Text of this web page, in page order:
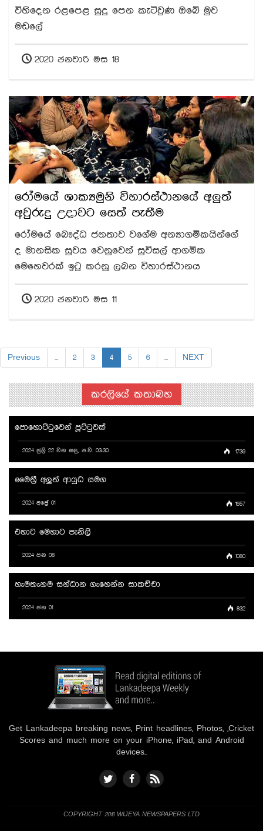
විහිදෙන රළපෙළ සුදු පෙන කැටිවුණ ඔබේ මුව
මඩලේ
2020 ජනවාරි මස 18
රෝමයේ ශාක්‍යමුනි විහාරස්ථානයේ අලුත්
අවුරුදු උදාවට සෙත් පැතීම
රෝමයේ බෞද්ධ ජනතාව වගේම අන්‍යාගමිකයින්ගේ
ද මානසික සුවය වෙනුවෙන් සුවිසල් ආගමික
මෙහෙවරක් ඉටු කරනු ලබන විහාරස්ථානය
2020 ජනවාරි මස 11
Previous ... 2 3 4 5 6 ... NEXT
කරලියේ කතාබහ
පොහොට්ටුවෙන් පූට්ටුවක්
2024 ජුලි 22 වන සඳු, ප.ව. 03:30 1739
මෛත්‍රී අලුත් ආයුධ සමග
2024 අප්‍රේ 01 1657
එහාට මෙහාට පැනිලි
2024 ජන 08 1080
හැමතැනම සන්ධාන ගැහෙන්න සාකච්චා
2024 ජන 01 832
Get Lankadeepa breaking news, Print headlines, Photos, ,Cricket
Scores and much more on your iPhone, iPad, and Android
devices..
COPYRIGHT 2016 WIJEYA NEWSPAPERS LTD